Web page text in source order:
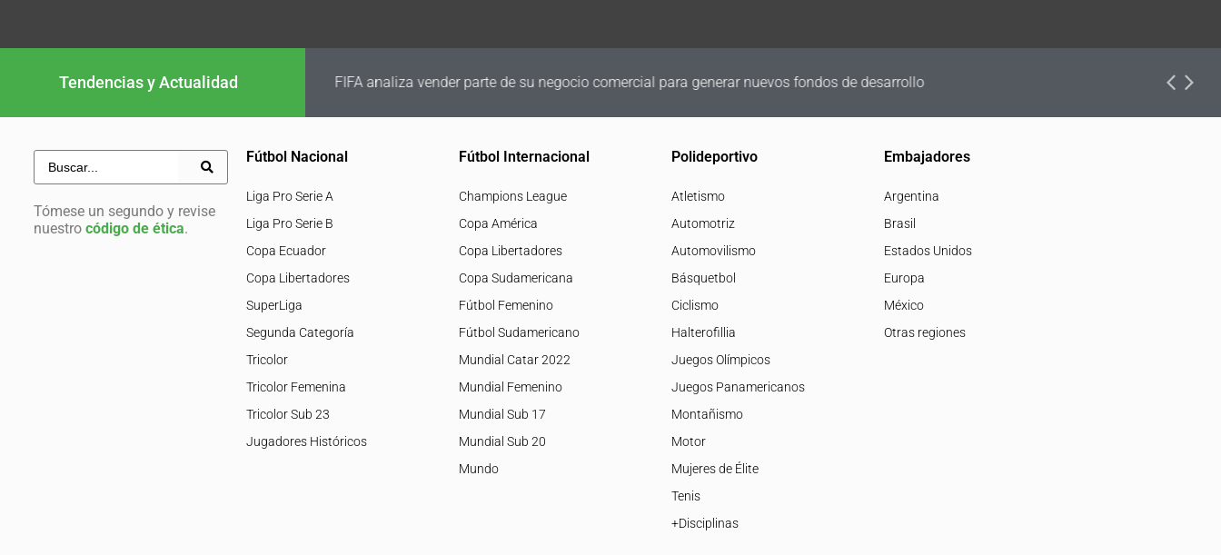
Tendencias y Actualidad FIFA analiza vender parte de su negocio comercial para generar nuevos fondos de desarrollo
Tómese un segundo y revise
nuestro código de ética.
Fútbol Nacional
Liga Pro Serie A
Liga Pro Serie B
Copa Ecuador
Copa Libertadores
SuperLiga
Segunda Categoría
Tricolor
Tricolor Femenina
Tricolor Sub 23
Jugadores Históricos
Fútbol Internacional
Champions League
Copa América
Copa Libertadores
Copa Sudamericana
Fútbol Femenino
Fútbol Sudamericano
Mundial Catar 2022
Mundial Femenino
Mundial Sub 17
Mundial Sub 20
Mundo
Polideportivo
Atletismo
Automotriz
Automovilismo
Básquetbol
Ciclismo
Halterofillia
Juegos Olímpicos
Juegos Panamericanos
Montañismo
Motor
Mujeres de Élite
Tenis
+Disciplinas
Embajadores
Argentina
Brasil
Estados Unidos
Europa
México
Otras regiones